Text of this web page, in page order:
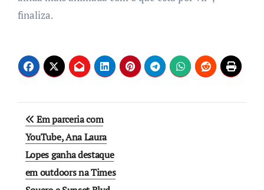
finaliza.
Post
navigation
Em parceria com
YouTube, Ana Laura
Lopes ganha destaque
em outdoors na Times